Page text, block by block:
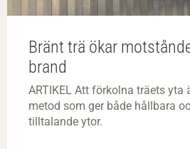
Bränt trä ökar
brand
ARTIKEL Att förkolna träets yta
metod som ger både hållbara
tilltalande ytor.